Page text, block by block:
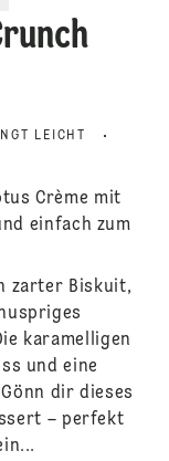
LEICHT
Crème mit
einfach zum
zarter Biskuit,
karamelligen
und eine
dir dieses
– perfekt